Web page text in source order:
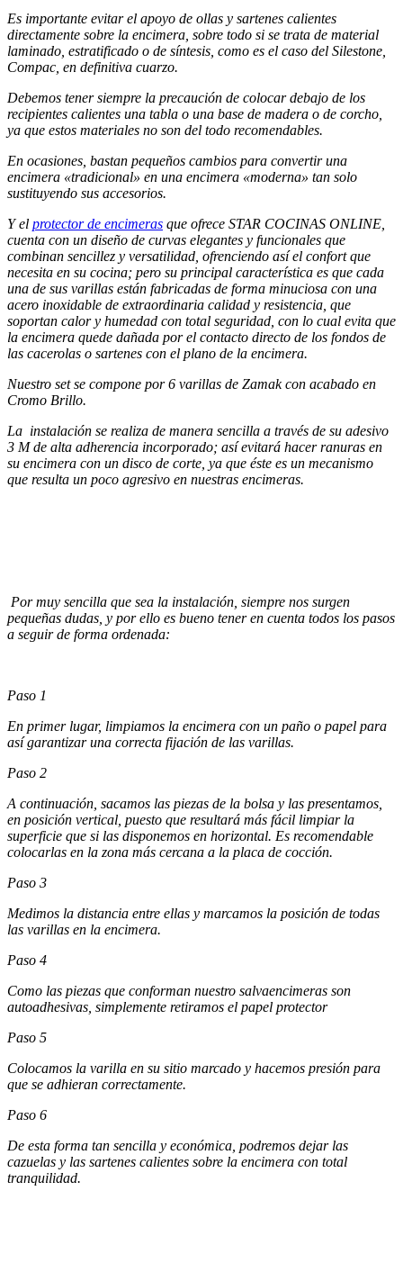
Es importante evitar el apoyo de ollas y sartenes calientes
directamente sobre la encimera, sobre todo si se trata de material
laminado, estratificado o de síntesis, como es el caso del Silestone,
Compac, en definitiva cuarzo.
Debemos tener siempre la precaución de colocar debajo de los
recipientes calientes una tabla o una base de madera o de corcho,
ya que estos materiales no son del todo recomendables.
En ocasiones, bastan pequeños cambios para convertir una
encimera «tradicional» en una encimera «moderna» tan solo
sustituyendo sus accesorios.
Y el protector de encimeras que ofrece STAR COCINAS ONLINE,
cuenta con un diseño de curvas elegantes y funcionales que
combinan sencillez y versatilidad, ofrenciendo así el confort que
necesita en su cocina; pero su principal característica es que cada
una de sus varillas están fabricadas de forma minuciosa con una
acero inoxidable de extraordinaria calidad y resistencia, que
soportan calor y humedad con total seguridad, con lo cual evita que
la encimera quede dañada por el contacto directo de los fondos de
las cacerolas o sartenes con el plano de la encimera.
Nuestro set se compone por 6 varillas de Zamak con acabado en
Cromo Brillo.
La instalación se realiza de manera sencilla a través de su adesivo
3 M de alta adherencia incorporado; así evitará hacer ranuras en
su encimera con un disco de corte, ya que éste es un mecanismo
que resulta un poco agresivo en nuestras encimeras.
Por muy sencilla que sea la instalación, siempre nos surgen
pequeñas dudas, y por ello es bueno tener en cuenta todos los pasos
a seguir de forma ordenada:
Paso 1
En primer lugar, limpiamos la encimera con un paño o papel para
así garantizar una correcta fijación de las varillas.
Paso 2
A continuación, sacamos las piezas de la bolsa y las presentamos,
en posición vertical, puesto que resultará más fácil limpiar la
superficie que si las disponemos en horizontal. Es recomendable
colocarlas en la zona más cercana a la placa de cocción.
Paso 3
Medimos la distancia entre ellas y marcamos la posición de todas
las varillas en la encimera.
Paso 4
Como las piezas que conforman nuestro salvaencimeras son
autoadhesivas, simplemente retiramos el papel protector
Paso 5
Colocamos la varilla en su sitio marcado y hacemos presión para
que se adhieran correctamente.
Paso 6
De esta forma tan sencilla y económica, podremos dejar las
cazuelas y las sartenes calientes sobre la encimera con total
tranquilidad.